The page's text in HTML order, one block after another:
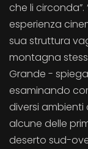
che li circonda”.
esperienza
sua struttura
montagna
Grande -
esaminando
diversi ambienti
alcune delle
deserto sud-